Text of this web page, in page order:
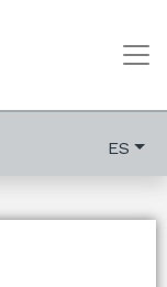
ES